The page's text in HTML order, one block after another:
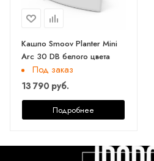
Кашпо Smoov Planter Mini
Arc 30 DB белого цвета
Под заказ
13 790 руб.
Подробнее